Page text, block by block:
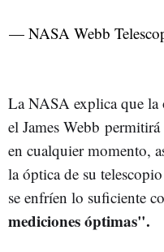
— NASA Webb
La NASA explica que la
el James Webb
en cualquier momento,
la óptica de su
se enfríen lo suficiente
mediciones óptimas".